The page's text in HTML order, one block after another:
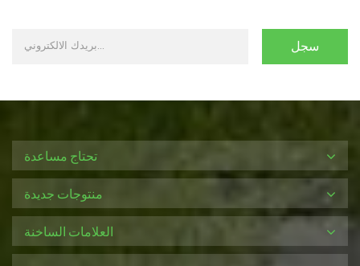
تحتاج مساعدة
منتوجات جديدة
العلامات الساخنة